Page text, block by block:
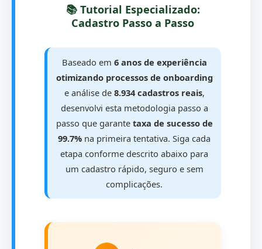
📚 Tutorial Especializado:
Cadastro Passo a Passo
Baseado em 6 anos de experiência
otimizando processos de onboarding
e análise de 8.934 cadastros reais,
desenvolvi esta metodologia passo a
passo que garante taxa de sucesso de
99.7% na primeira tentativa. Siga cada
etapa conforme descrito abaixo para
um cadastro rápido, seguro e sem
complicações.